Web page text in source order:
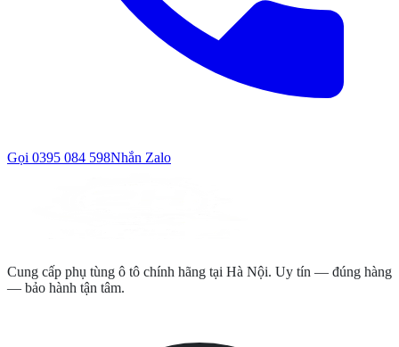
Gọi 0395 084 598Nhắn Zalo
Cung cấp phụ tùng ô tô chính hãng tại Hà Nội. Uy tín — đúng hàng
— bảo hành tận tâm.